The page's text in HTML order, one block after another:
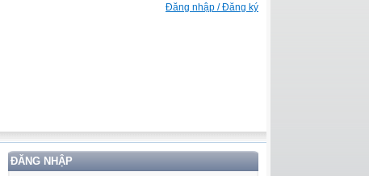
Đăng nhập / Đăng ký
ĐĂNG NHẬP